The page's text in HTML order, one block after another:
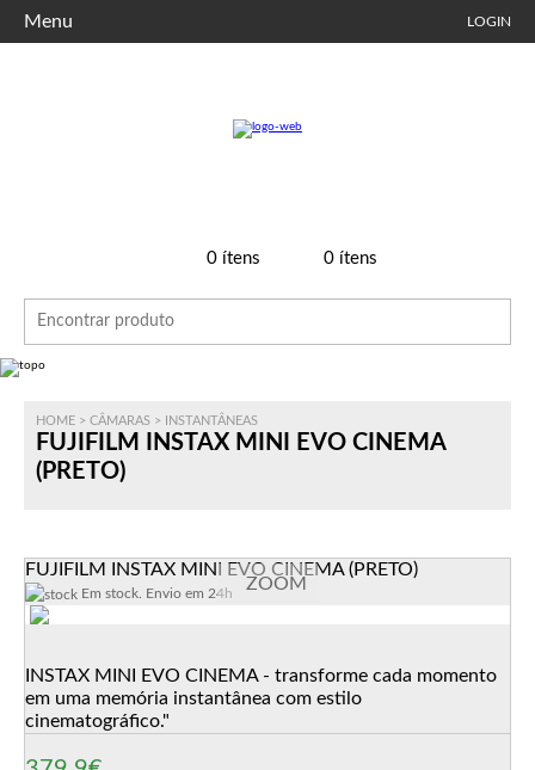
Menu LOGIN
0ítens 0ítens
HOME > CÂMARAS > INSTANTÂNEAS
FUJIFILM INSTAX MINI EVO CINEMA
(PRETO)
FUJIFILM INSTAX MINI EVO CINEMA (PRETO)
Em stock. Envio em 24h ZOOM
INSTAX MINI EVO CINEMA - transforme cada momento
em uma memória instantânea com estilo
cinematográfico."